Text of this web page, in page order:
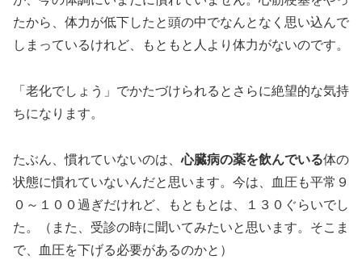
たから、体力が低下したと頭の中でなんとなく思い込んで
しまっているけれど、もともと人より体力がないのです。
「老化でしょう」でかたづけられるとさらに絶望的な気持
ちになります。
たぶん、慣れていないのは、心臓病の薬を飲んでいる体の
状態に慣れていないんだと思います。今は、血圧も平常９
０～１００過ぎだけれど、もともとは、１３０ぐらいでし
た。（また、受診の時に聞いてみたいと思います。そこま
で、血圧を下げる必要があるのかと）